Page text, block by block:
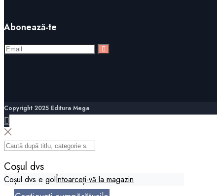
Abonează-te
Copyright 2025 Editura Mega
Coșul dvs
Coșul dvs e golÎntoarceți-vă la magazin